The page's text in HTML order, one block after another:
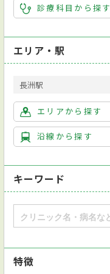
診療科目から探す
エリア・駅
長洲駅
エリアから探す
沿線から探す
キーワード
特徴